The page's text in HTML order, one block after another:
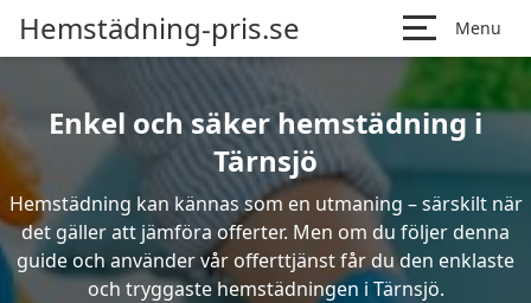
Hemstädning-pris.se Menu
Enkel och säker hemstädning i
Tärnsjö
Hemstädning kan kännas som en utmaning – särskilt när
det gäller att jämföra offerter. Men om du följer denna
guide och använder vår offerttjänst får du den enklaste
och tryggaste hemstädningen i Tärnsjö.